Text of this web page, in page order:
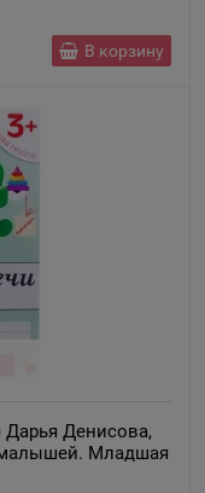
В корзину
Дарья Денисова,
Младшая